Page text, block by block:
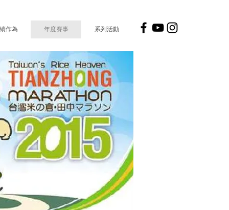
作為 年度賽事 系列活動